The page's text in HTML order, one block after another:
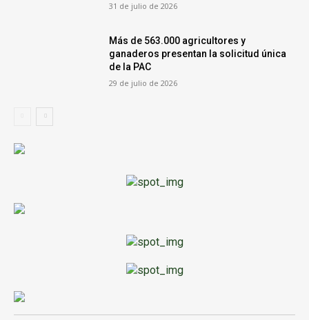
31 de julio de 2026
Más de 563.000 agricultores y
ganaderos presentan la solicitud única
de la PAC
29 de julio de 2026